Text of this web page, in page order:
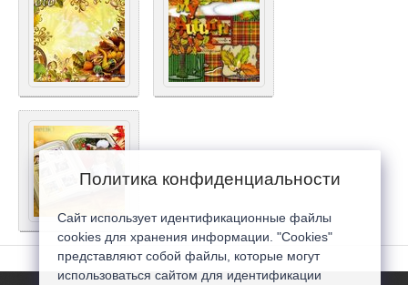
Политика конфиденциальности
Сайт использует идентификационные файлы
cookies для хранения информации. "Cookies"
представляют собой файлы, которые могут
использоваться сайтом для идентификации